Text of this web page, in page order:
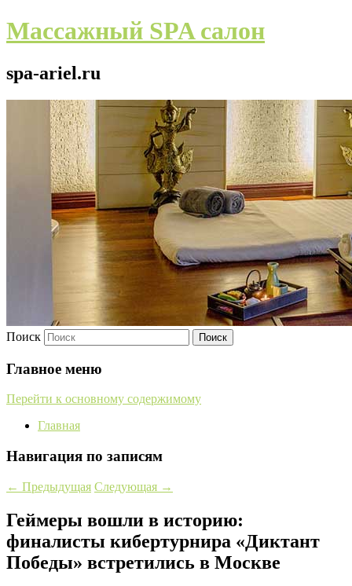
Массажный SPA салон
spa-ariel.ru
Поиск
Главное меню
Перейти к основному содержимому
Главная
Навигация по записям
← Предыдущая Следующая →
Геймеры вошли в историю:
финалисты кибертурнира «Диктант
Победы» встретились в Москве